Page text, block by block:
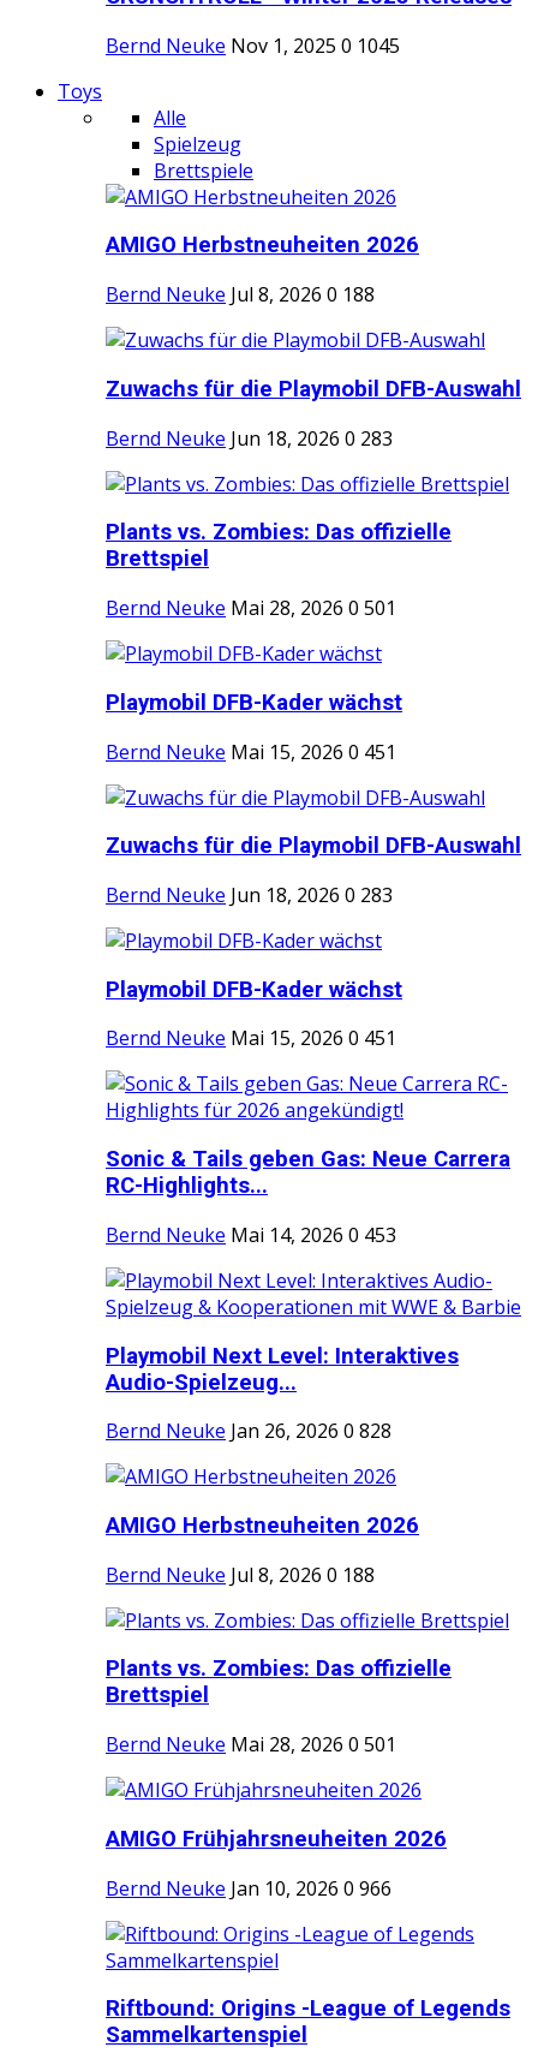
Bernd Neuke Nov 1, 2025 0 1045
Toys
Alle
Spielzeug
Brettspiele
AMIGO Herbstneuheiten 2026
Bernd Neuke Jul 8, 2026 0 188
Zuwachs für die Playmobil DFB-Auswahl
Bernd Neuke Jun 18, 2026 0 283
Plants vs. Zombies: Das offizielle
Brettspiel
Bernd Neuke Mai 28, 2026 0 501
Playmobil DFB-Kader wächst
Bernd Neuke Mai 15, 2026 0 451
Zuwachs für die Playmobil DFB-Auswahl
Bernd Neuke Jun 18, 2026 0 283
Playmobil DFB-Kader wächst
Bernd Neuke Mai 15, 2026 0 451
Sonic & Tails geben Gas: Neue Carrera
RC-Highlights...
Bernd Neuke Mai 14, 2026 0 453
Playmobil Next Level: Interaktives
Audio-Spielzeug...
Bernd Neuke Jan 26, 2026 0 828
AMIGO Herbstneuheiten 2026
Bernd Neuke Jul 8, 2026 0 188
Plants vs. Zombies: Das offizielle
Brettspiel
Bernd Neuke Mai 28, 2026 0 501
AMIGO Frühjahrsneuheiten 2026
Bernd Neuke Jan 10, 2026 0 966
Riftbound: Origins -League of Legends
Sammelkartenspiel